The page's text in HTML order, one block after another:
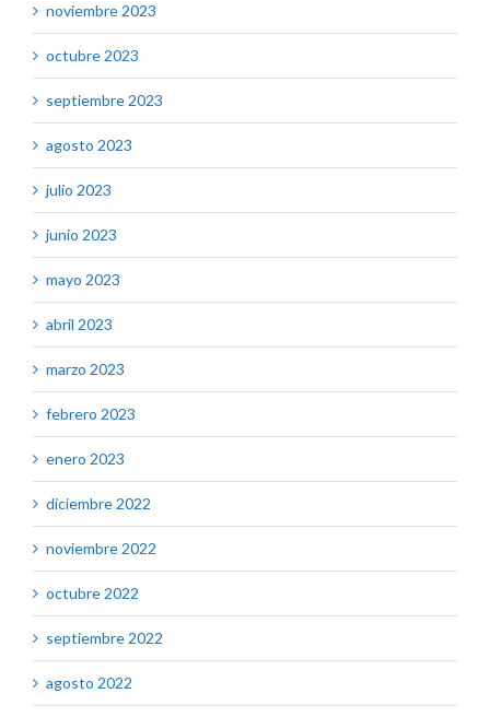
noviembre 2023
octubre 2023
septiembre 2023
agosto 2023
julio 2023
junio 2023
mayo 2023
abril 2023
marzo 2023
febrero 2023
enero 2023
diciembre 2022
noviembre 2022
octubre 2022
septiembre 2022
agosto 2022